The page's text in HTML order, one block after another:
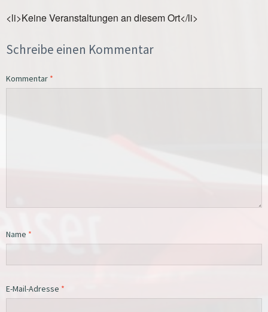
<li>Keine Veranstaltungen an diesem Ort</li>
Schreibe einen Kommentar
Kommentar *
Name *
E-Mail-Adresse *